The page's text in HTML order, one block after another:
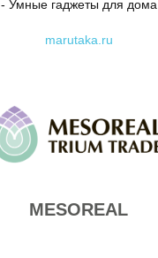
- Умные гаджеты для дома
marutaka.ru
MESOREAL